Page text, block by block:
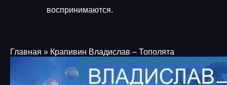
воспринимаются.
Главная » Крапивин Владислав – Тополята